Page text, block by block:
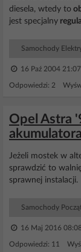
diesela, wtedy to
jest specjalny
Samochody
16 Paź 2004 21:07
Odpowiedzi: 2
Opel Astra
Jeżeli mostek w
sprawdzić to
sprawnej instalacji.
Samochody
16 Maj 2016
Odpowiedzi: 11